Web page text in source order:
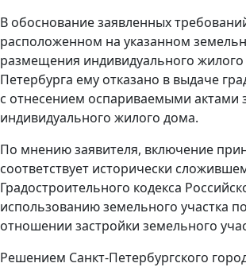
В обоснование заявленных
расположенном на указанном
размещения индивидуального
Петербурга ему отказано в выдаче
с отнесением оспариваемыми
индивидуального жилого дома.
По мнению заявителя, включение
соответствует исторически
Градостроительного кодекса
использованию земельного участка
отношении застройки земельного
Решением Санкт-Петербургского